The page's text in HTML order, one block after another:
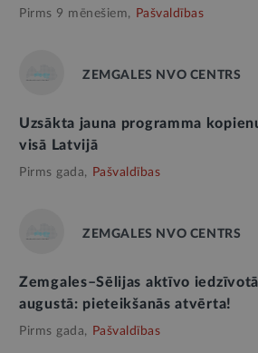
Pirms 9 mēnešiem, Pašvaldības
ZEMGALES NVO CENTRS
Uzsākta jauna programma
visā Latvijā
Pirms gada, Pašvaldības
ZEMGALES NVO CENTRS
Zemgales–Sēlijas aktīvo
augustā: pieteikšanās atvērta!
Pirms gada, Pašvaldības